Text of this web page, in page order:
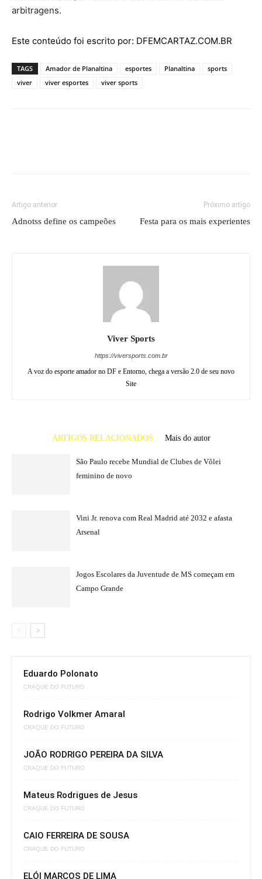
arbitragens.
Este conteúdo foi escrito por: DFEMCARTAZ.COM.BR
TAGS Amador de Planaltina esportes Planaltina
sports
viver
viver esportes viver sports
Artigo anterior
Adnotss define os campeões
Próximo artigo
Festa para os mais experientes
Viver Sports
https://viversports.com.br
A voz do esporte amador no DF e Entorno, chega a versão 2.0 de seu novo
Site
ARTIGOS RELACIONADOS Mais do autor
São Paulo recebe Mundial de Clubes de Vôlei
feminino de novo
Vini Jr. renova com Real Madrid até 2032 e afasta
Arsenal
Jogos Escolares da Juventude de MS começam em
Campo Grande
Eduardo Polonato
CRAQUE DO FUTURO
Rodrigo Volkmer Amaral
CRAQUE DO FUTURO
JOÃO RODRIGO PEREIRA DA SILVA
CRAQUE DO FUTURO
Mateus Rodrigues de Jesus
CRAQUE DO FUTURO
CAIO FERREIRA DE SOUSA
CRAQUE DO FUTURO
ELÓI MARCOS DE LIMA